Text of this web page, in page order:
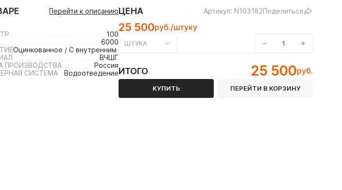
Перейти к описанию
100
6000
Оцинкованное / С внутренним высокоглинозёмистым цементом
ВЧШГ
ПРОИЗВОДСТВА
Россия
СИСТЕМА
Водоотведение
ЦЕНА Артикул: N103182Поделиться
25 500руб./штуку
ШТУКА − +
ИТОГО 25 500руб.
КУПИТЬ ПЕРЕЙТИ В КОРЗИНУ